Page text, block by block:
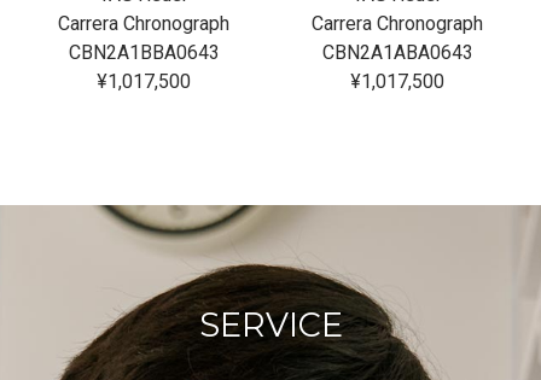
Carrera Chronograph
CBN2A1BBA0643
¥1,017,500
Carrera Chronograph
CBN2A1ABA0643
¥1,017,500
SERVICE